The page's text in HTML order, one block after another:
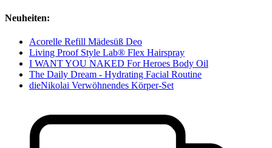
Neuheiten:
Acorelle Refill Mädesüß Deo
Living Proof Style Lab® Flex Hairspray
I WANT YOU NAKED For Heroes Body Oil
The Daily Dream - Hydrating Facial Routine
dieNikolai Verwöhnendes Körper-Set